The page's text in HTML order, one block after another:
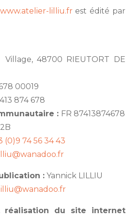
www.atelier-lilliu.fr est édité par
48700 RIEUTORT DE
00019
874 678
: FR 87413874678
(0)9 74 56 34 43
: Yannick LILLIU
réalisation du site internet